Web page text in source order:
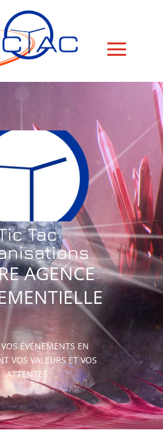
Tac
AGENCE
ÉVÉNEMENTS EN
VOS VALEURS ET VOS
ATTENTES